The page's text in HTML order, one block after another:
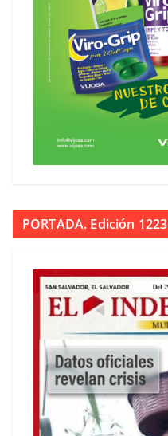
PORTADA. Edición 1223